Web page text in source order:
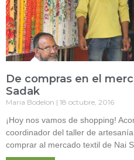
De compras en el
Sadak
Maria Bodelon 18 octubre, 2016
¡Hoy nos vamos de shopping!
coordinador del taller de
comprar al mercado textil de Nai